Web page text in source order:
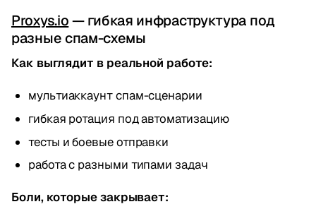
Proxys.io— гибкая инфраструктура под
разные спам-схемы
Как выглядит в реальной работе:
мультиаккаунт спам-сценарии
гибкая ротация под автоматизацию
тесты и боевые отправки
работа с разными типами задач
Боли, которые закрывает: